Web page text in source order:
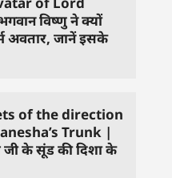
विष्णु ने क्यों
अवतार, जानें इसके
of the direction
Trunk |
के सूंड की दिशा के